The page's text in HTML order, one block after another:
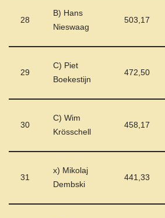
28
B) Hans
Nieswaag
503,17
29
C) Piet
Boekestijn
472,50
30
C) Wim
Krösschell
458,17
31
x) Mikolaj
Dembski
441,33